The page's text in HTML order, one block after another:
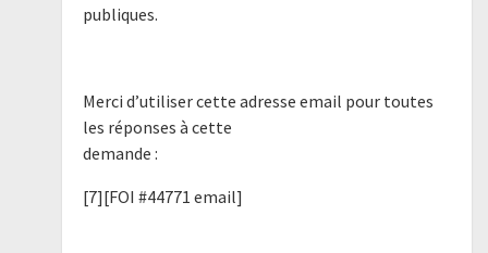
publiques.
Merci d’utiliser cette adresse email pour toutes
les réponses à cette
demande :
[7][FOI #44771 email]